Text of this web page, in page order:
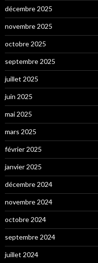
décembre 2025
novembre 2025
octobre 2025
septembre 2025
juillet 2025
juin 2025
mai 2025
mars 2025
février 2025
janvier 2025
décembre 2024
novembre 2024
octobre 2024
septembre 2024
juillet 2024